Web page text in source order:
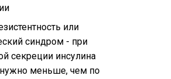
или
синдром - при
секреции инсулина
меньше, чем по